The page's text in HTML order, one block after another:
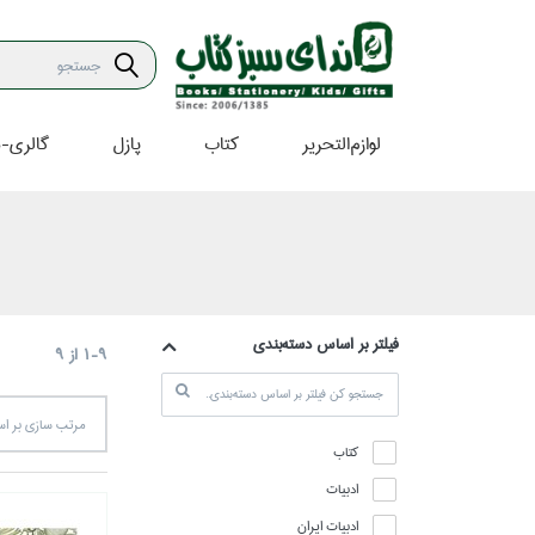
لوازم‌التحرير كتاب پازل
فيلتر بر اساس دسته‌بندي
كتاب
ادبيات
ادبيات ايران
1-9 از 9
مرتب سازي بر